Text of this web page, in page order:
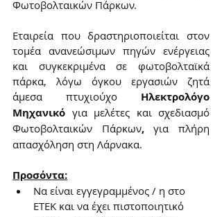
Φωτοβολταικών Πάρκων.
Εταιρεία που δραστηριοποιείται στον
τομέα ανανεώσιμων πηγών ενέργειας
και συγκεκριμένα σε φωτοβολταϊκά
πάρκα, λόγω όγκου εργασιών ζητά
άμεσα
πτυχιούχο Ηλεκτρολόγο
Μηχανικό για μελέτες και σχεδιασμό
Φωτοβολταικών Πάρκων, για πλήρη
απασχόληση στη Λάρνακα.
Προσόντα:
Να είναι εγγεγραμμένος / η στο
ΕΤΕΚ και να έχει πιστοποιητικό